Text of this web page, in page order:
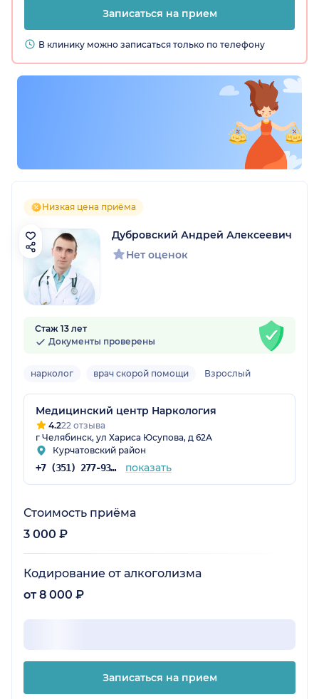
Записаться на прием
В клинику можно записаться только по телефону
Низкая цена приёма
Дубровский Андрей Алексеевич
Нет оценок
Стаж 13 лет
Документы проверены
нарколог врач скорой помощи Взрослый
Медицинский центр Наркология
4.222 отзыва
г Челябинск, ул Хариса Юсупова, д 62А
Курчатовский район
+7 (351) 277-93-02 показать
Стоимость приёма
3 000 ₽
Кодирование от алкоголизма
от 8 000 ₽
Записаться на прием